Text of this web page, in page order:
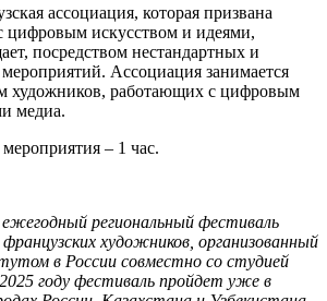
ассоциация, которая призвана
цифровым искусством и идеями,
посредством нестандартных и
Ассоциация занимается
художников, работающих с цифровым
медиа.
– 1 час.
региональный фестиваль
художников, организованный
в России совместно со студией
году фестиваль пройдет уже в